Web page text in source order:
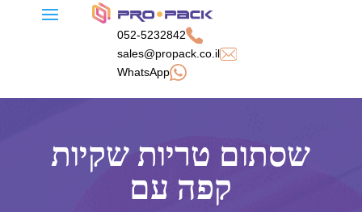
052-5232842
sales@propack.co.il
WhatsApp
שסתום טריות שקיות
קפה עם